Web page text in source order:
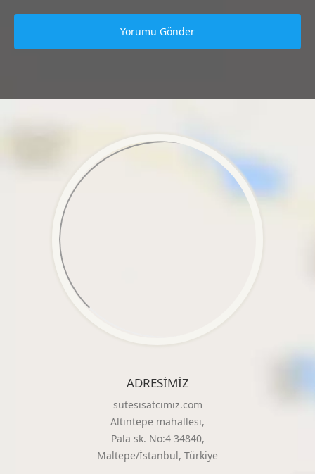
ADRESIMIZ
sutesisatcimiz.com
Altıntepe mahallesi,
Pala sk. No:4 34840,
Maltepe/İstanbul, Türkiye